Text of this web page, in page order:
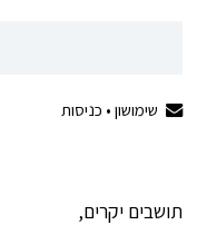
שימושון • כניסות
תושבים יקרים,